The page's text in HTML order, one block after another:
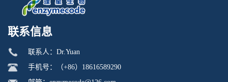
联系信息
联系人：Dr.Yuan
手机号：（+86）18616589290